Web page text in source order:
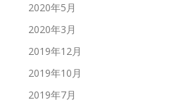
2020年5月
2020年3月
2019年12月
2019年10月
2019年7月